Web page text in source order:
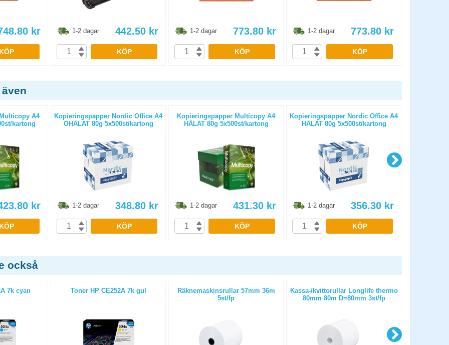
kr
KÖP
1-2 dagar 442.50 kr
KÖP
1-2 dagar 773.80 kr
KÖP
1-2 dagar 773.80 kr
KÖP
A4
kartong
kr
KÖP
Kopieringspapper Nordic Office A4
OHÅLAT 80g 5x500st/kartong
1-2 dagar 348.80 kr
KÖP
Kopieringspapper Multicopy A4
HÅLAT 80g 5x500st/kartong
1-2 dagar 431.30 kr
KÖP
Kopieringspapper Nordic Office A4
HÅLAT 80g 5x500st/kartong
1-2 dagar 356.30 kr
KÖP
också
7k cyan Toner HP CE252A 7k gul
Räknemaskinsrullar 57mm 36m
5st/fp
Kassa-/kvittorullar Longlife thermo
80mm 80m D=80mm 3st/fp